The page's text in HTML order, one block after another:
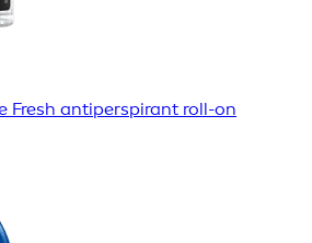
Fresh antiperspirant roll-on